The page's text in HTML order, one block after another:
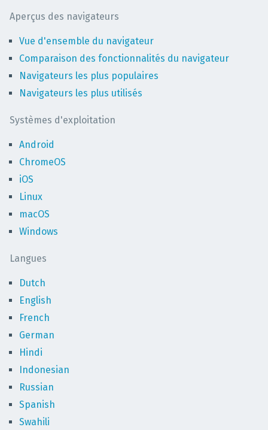
Aperçus des navigateurs
Vue d'ensemble du navigateur
Comparaison des fonctionnalités du navigateur
Navigateurs les plus populaires
Navigateurs les plus utilisés
Systèmes d'exploitation
Android
ChromeOS
iOS
Linux
macOS
Windows
Langues
Dutch
English
French
German
Hindi
Indonesian
Russian
Spanish
Swahili